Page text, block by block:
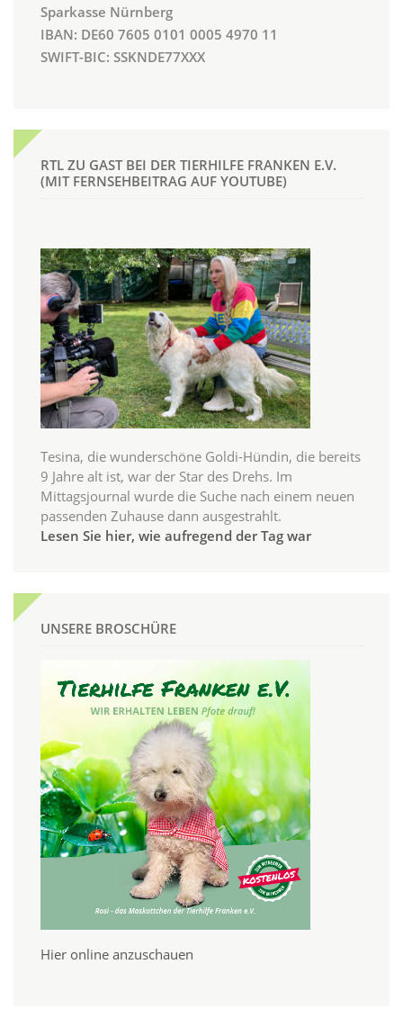
Sparkasse Nürnberg
IBAN: DE60 7605 0101 0005 4970 11
SWIFT-BIC: SSKNDE77XXX
RTL ZU GAST BEI DER TIERHILFE FRANKEN E.V.
(MIT FERNSEHBEITRAG AUF YOUTUBE)
Tesina, die wunderschöne Goldi-Hündin, die bereits
9 Jahre alt ist, war der Star des Drehs. Im
Mittagsjournal wurde die Suche nach einem neuen
passenden Zuhause dann ausgestrahlt.
Lesen Sie hier, wie aufregend der Tag war
UNSERE BROSCHÜRE
Hier online anzuschauen